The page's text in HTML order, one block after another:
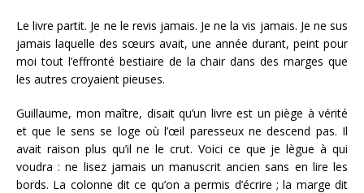
Le livre partit. Je ne le revis jamais. Je ne la vis jamais. Je ne sus
jamais laquelle des sœurs avait, une année durant, peint pour
moi tout l’effronté bestiaire de la chair dans des marges que
les autres croyaient pieuses.
Guillaume, mon maître, disait qu’un livre est un piège à vérité
et que le sens se loge où l’œil paresseux ne descend pas. Il
avait raison plus qu’il ne le crut. Voici ce que je lègue à qui
voudra : ne lisez jamais un manuscrit ancien sans en lire les
bords. La colonne dit ce qu’on a permis d’écrire ; la marge dit